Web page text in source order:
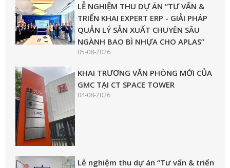
LỄ NGHIỆM THU DỰ ÁN “TƯ VẤN &
TRIỂN KHAI EXPERT ERP - GIẢI PHÁP
QUẢN LÝ SẢN XUẤT CHUYÊN SÂU
NGÀNH BAO BÌ NHỰA CHO APLAS”
05-08-2026
KHAI TRƯƠNG VĂN PHÒNG MỚI CỦA
GMC TẠI CT SPACE TOWER
04-08-2026
Lễ nghiệm thu dự án “Tư vấn & triển